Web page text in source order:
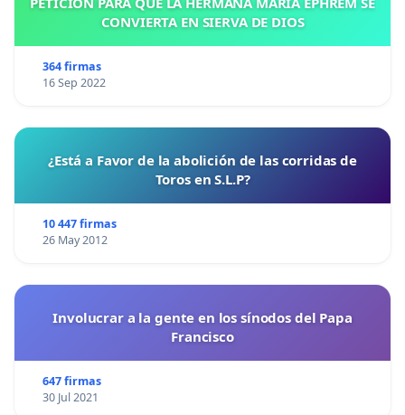
CONVIERTA EN SIERVA DE DIOS
364 firmas
16 Sep 2022
¿Está a Favor de la abolición de las corridas de
Toros en S.L.P?
10 447 firmas
26 May 2012
Involucrar a la gente en los sínodos del Papa
Francisco
647 firmas
30 Jul 2021